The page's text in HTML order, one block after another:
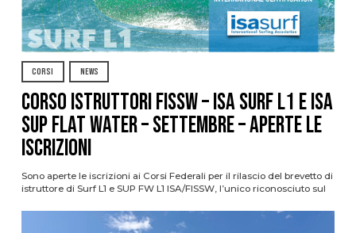
CORSI NEWS
CORSO ISTRUTTORI FISSW – ISA SURF L1 e ISA
SUP Flat Water – SETTEMBRE – APERTE LE
ISCRIZIONI
Sono aperte le iscrizioni ai Corsi Federali per il rilascio del brevetto di
istruttore di Surf L1 e SUP FW L1 ISA/FISSW, l’unico riconosciuto sul